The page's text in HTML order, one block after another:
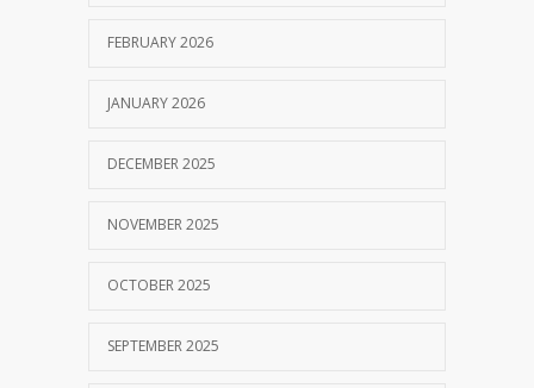
FEBRUARY 2026
JANUARY 2026
DECEMBER 2025
NOVEMBER 2025
OCTOBER 2025
SEPTEMBER 2025